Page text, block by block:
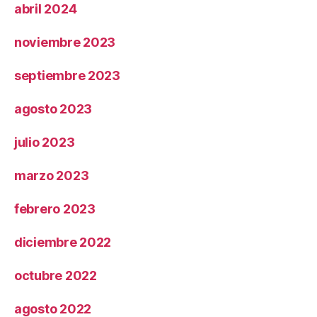
abril 2024
noviembre 2023
septiembre 2023
agosto 2023
julio 2023
marzo 2023
febrero 2023
diciembre 2022
octubre 2022
agosto 2022